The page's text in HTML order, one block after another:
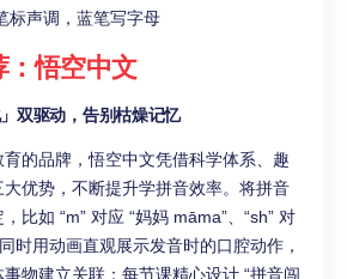
标声调，蓝笔写字母
：悟空中文
双驱动，告别枯燥记忆
的品牌，悟空中文凭借科学体系、趣
优势，不断提升学拼音效率。将拼音
比如 “m” 对应 “妈妈 māma”、“sh” 对
时用动画直观展示发音时的口腔动作，
物建立关联；每节课精心设计 “拼音闯